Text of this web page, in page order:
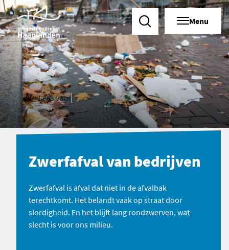
Zoeken Menu
Lees voor
Zwerfafval van bedrijven
Zwerfafval is afval dat niet in de afvalbak
terechtkomt. Het belandt vaak op straat door
slordigheid. En het blijft lang rondzwerven, wat
slecht is voor ons milieu.